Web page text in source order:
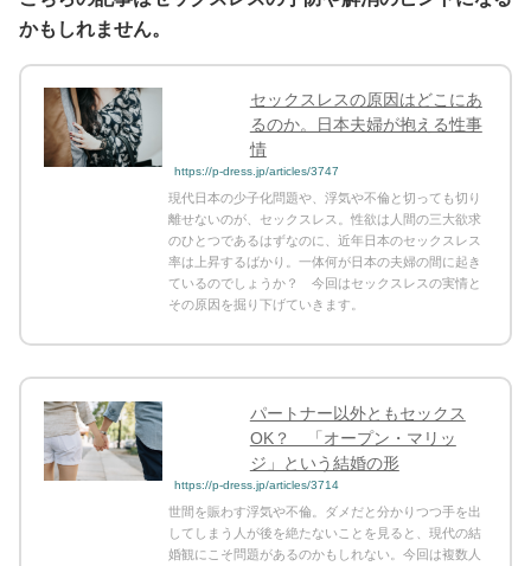
かもしれません。
セックスレスの原因はどこにあ
るのか。日本夫婦が抱える性事
情
https://p-dress.jp/articles/3747
現代日本の少子化問題や、浮気や不倫と切っても切り
離せないのが、セックスレス。性欲は人間の三大欲求
のひとつであるはずなのに、近年日本のセックスレス
率は上昇するばかり。一体何が日本の夫婦の間に起き
ているのでしょうか？ 今回はセックスレスの実情と
その原因を掘り下げていきます。
パートナー以外ともセックス
OK？ 「オープン・マリッ
ジ」という結婚の形
https://p-dress.jp/articles/3714
世間を賑わす浮気や不倫。ダメだと分かりつつ手を出
してしまう人が後を絶たないことを見ると、現代の結
婚観にこそ問題があるのかもしれない。今回は複数人